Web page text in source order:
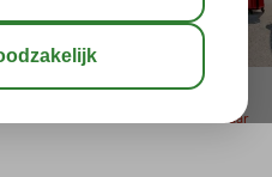
bewaar